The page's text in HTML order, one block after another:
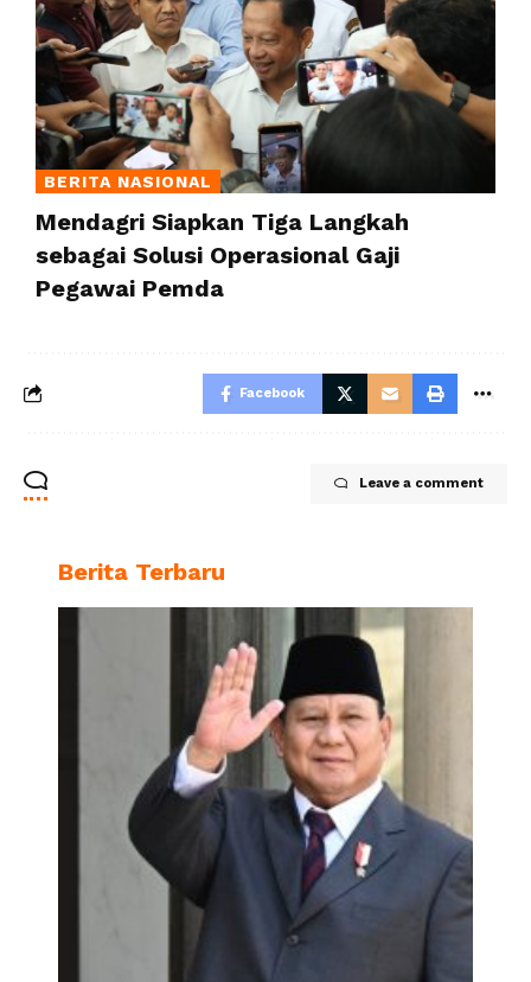
BERITA NASIONAL
Mendagri Siapkan Tiga Langkah
sebagai Solusi Operasional Gaji
Pegawai Pemda
Facebook
Leave a comment
Berita Terbaru